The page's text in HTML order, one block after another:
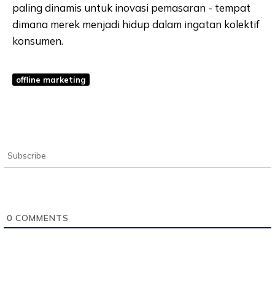
paling dinamis untuk inovasi pemasaran - tempat
dimana merek menjadi hidup dalam ingatan kolektif
konsumen.
offline marketing
Subscribe
0 COMMENTS